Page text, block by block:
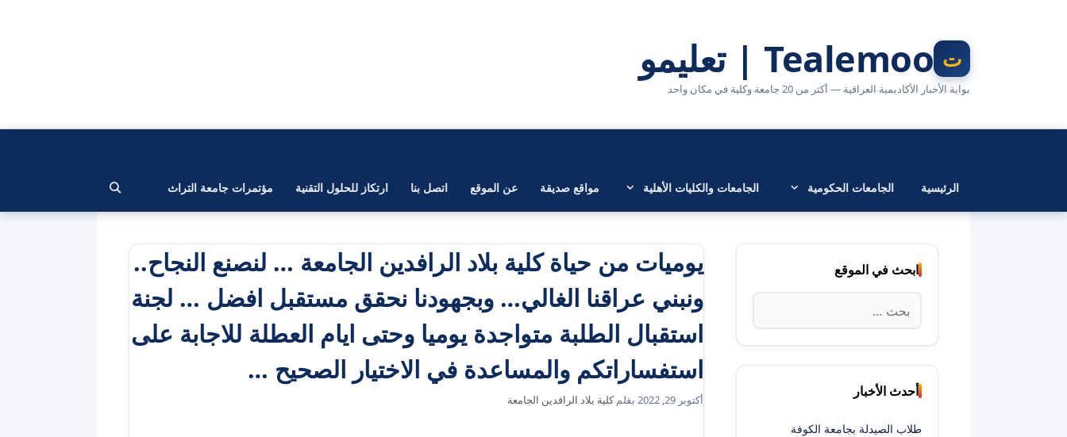
Tealemoo | تعليمو
بوابة الأخبار الأكاديمية العراقية — أكثر من 20 جامعة وكلية في مكان واحد
الرئيسية الجامعات الحكومية الجامعات والكليات الأهلية مواقع صديقة عن الموقع اتصل بنا ارتكاز للحلول التقنية مؤتمرات جامعة التراث
يوميات من حياة كلية بلاد الرافدين الجامعة … لنصنع النجاح..
ونبني عراقنا الغالي… وبجهودنا نحقق مستقبل افضل … لجنة
استقبال الطلبة متواجدة يوميا وحتى ايام العطلة للاجابة على
استفساراتكم والمساعدة في الاختيار الصحيح …
أكتوبر 29, 2022 بقلمكلية بلاد الرافدين الجامعة
ابحث في الموقع
البحث
عن:
أحدث الأخبار
طلاب الصيدلة بجامعة الكوفة